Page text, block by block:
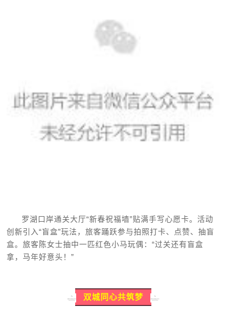
罗湖口岸通关大厅“新春祝福墙”贴满手写心愿卡。活动
创新引入“盲盒”玩法，旅客踊跃参与拍照打卡、点赞、抽盲
盒。旅客陈女士抽中一匹红色小马玩偶：“过关还有盲盒
拿，马年好意头！”
双城同心共筑梦